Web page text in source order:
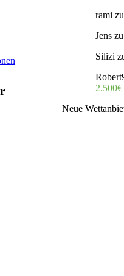
rami zu
Jens zu
Silizi
2.500€
Neue